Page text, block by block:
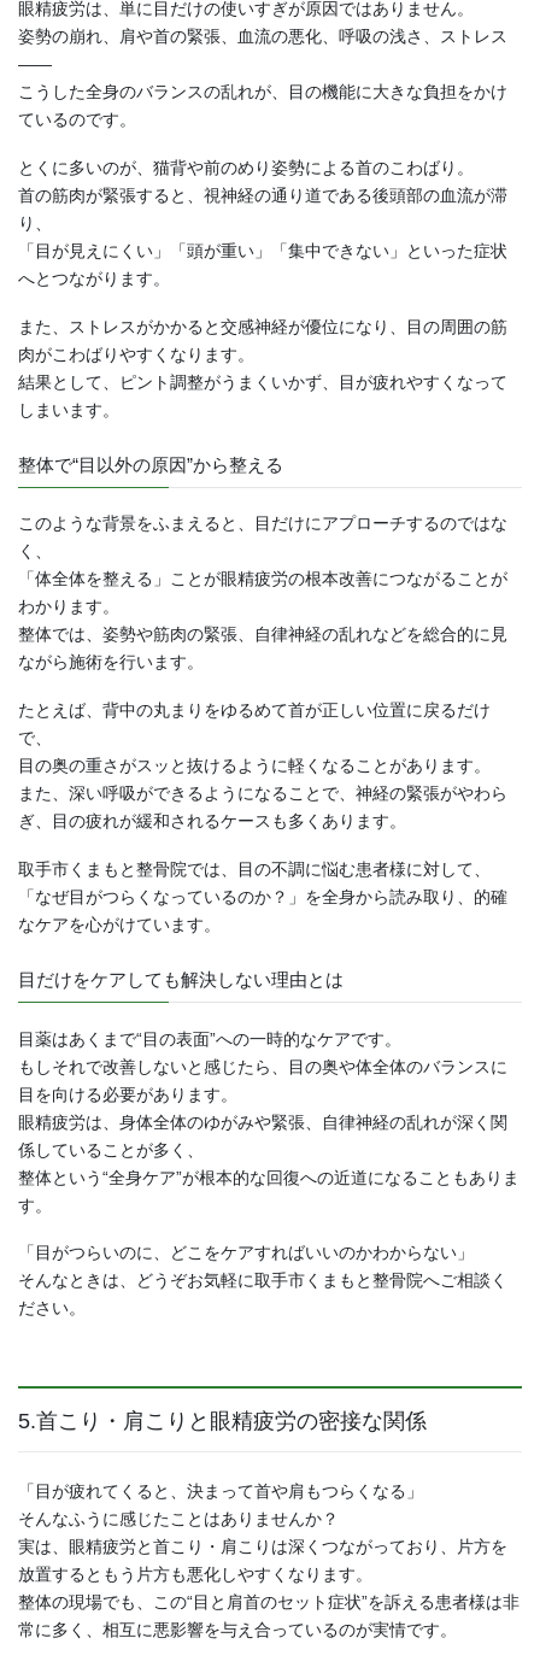
眼精疲労は、単に目だけの使いすぎが原因ではありません。
姿勢の崩れ、肩や首の緊張、血流の悪化、呼吸の浅さ、ストレス
――
こうした全身のバランスの乱れが、目の機能に大きな負担をかけ
ているのです。
とくに多いのが、猫背や前のめり姿勢による首のこわばり。
首の筋肉が緊張すると、視神経の通り道である後頭部の血流が滞
り、
「目が見えにくい」「頭が重い」「集中できない」といった症状
へとつながります。
また、ストレスがかかると交感神経が優位になり、目の周囲の筋
肉がこわばりやすくなります。
結果として、ピント調整がうまくいかず、目が疲れやすくなって
しまいます。
整体で“目以外の原因”から整える
このような背景をふまえると、目だけにアプローチするのではな
く、
「体全体を整える」ことが眼精疲労の根本改善につながることが
わかります。
整体では、姿勢や筋肉の緊張、自律神経の乱れなどを総合的に見
ながら施術を行います。
たとえば、背中の丸まりをゆるめて首が正しい位置に戻るだけ
で、
目の奥の重さがスッと抜けるように軽くなることがあります。
また、深い呼吸ができるようになることで、神経の緊張がやわら
ぎ、目の疲れが緩和されるケースも多くあります。
取手市くまもと整骨院では、目の不調に悩む患者様に対して、
「なぜ目がつらくなっているのか？」を全身から読み取り、的確
なケアを心がけています。
目だけをケアしても解決しない理由とは
目薬はあくまで“目の表面”への一時的なケアです。
もしそれで改善しないと感じたら、目の奥や体全体のバランスに
目を向ける必要があります。
眼精疲労は、身体全体のゆがみや緊張、自律神経の乱れが深く関
係していることが多く、
整体という“全身ケア”が根本的な回復への近道になることもありま
す。
「目がつらいのに、どこをケアすればいいのかわからない」
そんなときは、どうぞお気軽に取手市くまもと整骨院へご相談く
ださい。
5.首こり・肩こりと眼精疲労の密接な関係
「目が疲れてくると、決まって首や肩もつらくなる」
そんなふうに感じたことはありませんか？
実は、眼精疲労と首こり・肩こりは深くつながっており、片方を
放置するともう片方も悪化しやすくなります。
整体の現場でも、この“目と肩首のセット症状”を訴える患者様は非
常に多く、相互に悪影響を与え合っているのが実情です。